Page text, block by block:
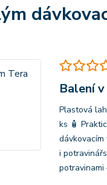
Balení
Plastová
ks 🧴
dávkovacím
i
potravinami